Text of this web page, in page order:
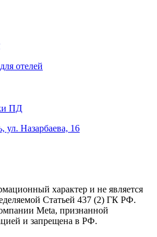
отелей
ПД
ул. Назарбаева, 16
характер и не является
Статьей 437 (2) ГК РФ.
Meta, признанной
и запрещена в РФ.